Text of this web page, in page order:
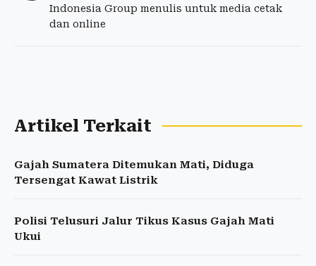
Indonesia Group menulis untuk media cetak
dan online
Artikel Terkait
Gajah Sumatera Ditemukan Mati, Diduga
Tersengat Kawat Listrik
Polisi Telusuri Jalur Tikus Kasus Gajah Mati
Ukui